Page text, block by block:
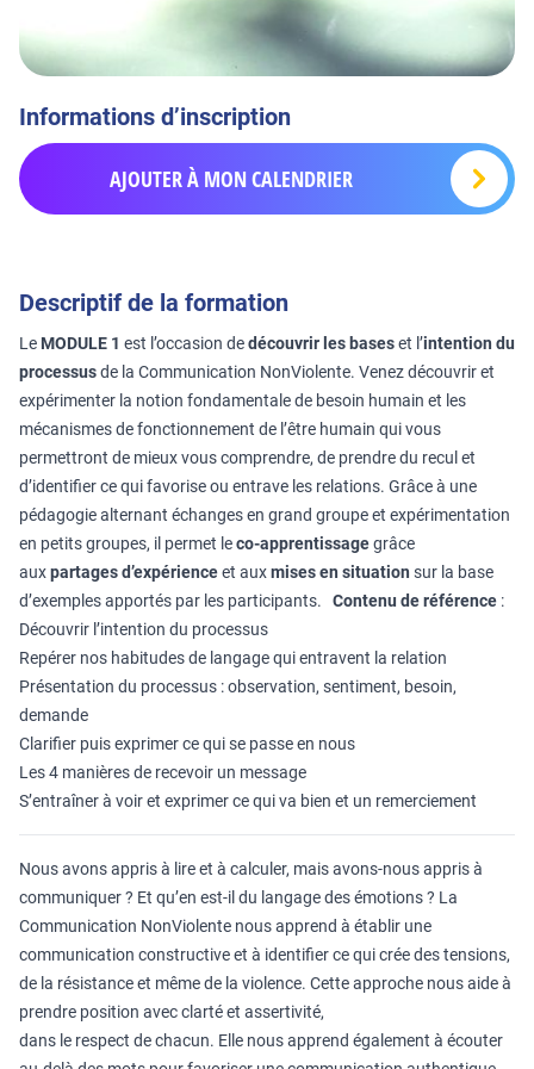
Informations d’inscription
AJOUTER À MON CALENDRIER
Descriptif de la formation
Le MODULE 1 est l’occasion dedécouvrir les baseset l’intention du
processusde la Communication NonViolente. Venez découvrir et
expérimenter la notion fondamentale de besoin humain et les
mécanismes de fonctionnement de l’être humain qui vous
permettront de mieux vous comprendre, de prendre du recul et
d’identifier ce qui favorise ou entrave les relations. Grâce à une
pédagogie alternant échanges en grand groupe et expérimentation
en petits groupes, il permet leco-apprentissagegrâce
auxpartages d’expérienceet auxmises en situation sur la base
d’exemples apportés par les participants. Contenu de référence :
Découvrir l’intention du processus
Repérer nos habitudes de langage qui entravent la relation
Présentation du processus : observation, sentiment, besoin,
demande
Clarifier puis exprimer ce qui se passe en nous
Les 4 manières de recevoir un message
S’entraîner à voir et exprimer ce qui va bien et un remerciement
Nous avons appris à lire et à calculer, mais avons-nous appris à
communiquer ? Et qu’en est-il du langage des émotions ? La
Communication NonViolente nous apprend à établir une
communication constructive et à identifier ce qui crée des tensions,
de la résistance et même de la violence. Cette approche nous aide à
prendre position avec clarté et assertivité,
dans le respect de chacun. Elle nous apprend également à écouter